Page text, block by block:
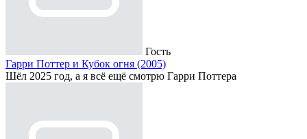
Гость
Гарри Поттер и Кубок огня (2005)
Шёл 2025 год, а я всё ещё смотрю Гарри Поттера